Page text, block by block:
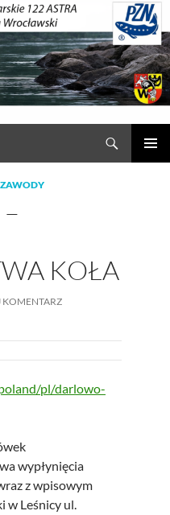
ZAWODY
KOŁA
KOMENTARZ
pl/darlowo-
wypłynięcia
z wpisowym
w Leśnicy ul.